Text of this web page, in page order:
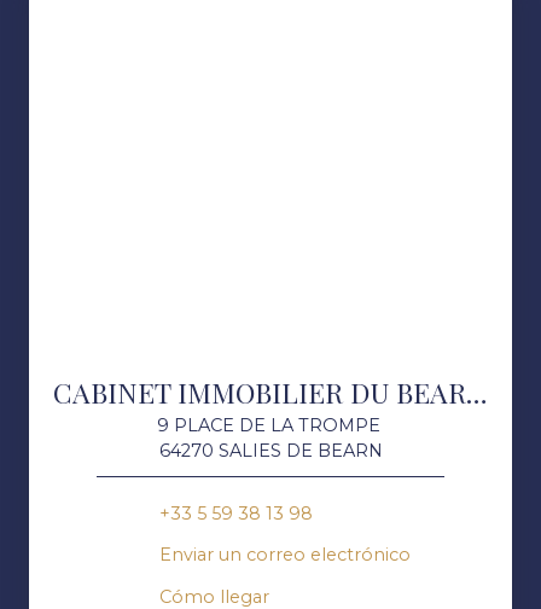
CABINET IMMOBILIER DU BEARN DES GAVES
9 PLACE DE LA TROMPE
64270 SALIES DE BEARN
+33 5 59 38 13 98
Enviar un correo electrónico
Cómo llegar